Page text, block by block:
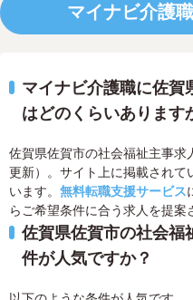
マイナビ介護
マイナビ介護職に佐賀
はどのくらいあります
佐賀県佐賀市の社会福祉主事
更新）。サイト上に掲載され
います。 無料転職支援サービス
らご希望条件に合う求人を提案
佐賀県佐賀市の社会福
件が人気ですか？